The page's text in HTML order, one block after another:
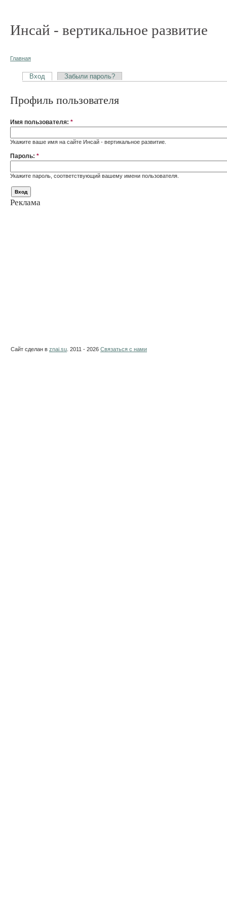
Инсай - вертикальное развитие
Главная
Вход Забыли пароль?
Профиль пользователя
Имя пользователя: *
Укажите ваше имя на сайте Инсай - вертикальное развитие.
Пароль: *
Укажите пароль, соответствующий вашему имени пользователя.
Реклама
Сайт сделан в znai.su . 2011 - 2026 Связаться с нами